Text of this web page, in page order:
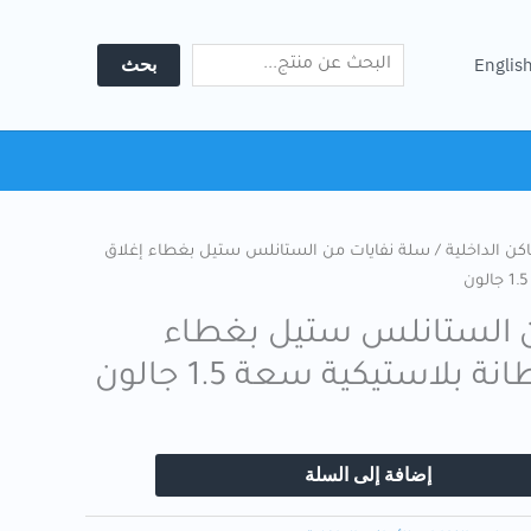
English بحث
الداخلية / سلة نفايات من الستانلس ستيل بغطاء إغلاق
الستانلس ستيل بغطاء
بلاستيكية سعة 1.5 جالون
إضافة إلى السلة
الستانلس
إغلاق
وبطانة
سعة
جالون